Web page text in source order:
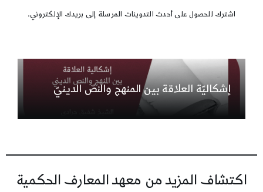
اشترك للحصول على أحدث التدوينات المرسلة إلى بريدك الإلكتروني.
إشكاليّة العلاقة بين المنهج والنصّ الدينيّ
اكتشاف المزيد من معهد المعارف الحكمية